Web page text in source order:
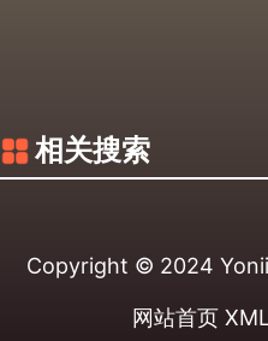
相关搜索
Copyright © 2024
网站首页